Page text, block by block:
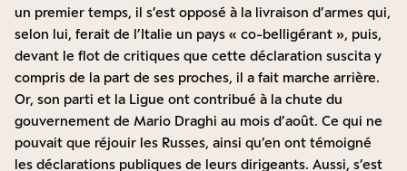
un premier temps, il s’est opposé à la livraison d’armes qui,
selon lui, ferait de l’Italie un pays « co-belligérant », puis,
devant le flot de critiques que cette déclaration suscita y
compris de la part de ses proches, il a fait marche arrière.
Or, son parti et la Ligue ont contribué à la chute du
gouvernement de Mario Draghi au mois d’août. Ce qui ne
pouvait que réjouir les Russes, ainsi qu’en ont témoigné
les déclarations publiques de leurs dirigeants. Aussi, s’est